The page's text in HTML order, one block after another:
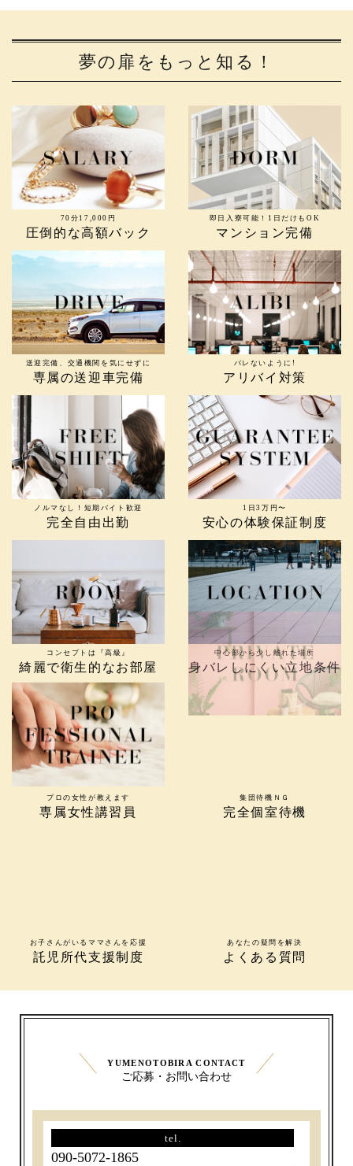
夢の扉をもっと知る！
70分17,000円
圧倒的な高額バック
即日入寮可能！1日だけもOK
マンション完備
送迎完備、交通機関を気にせずに
専属の送迎車完備
バレないように!
アリバイ対策
ノルマなし！短期バイト歓迎
完全自由出勤
1日3万円〜
安心の体験保証制度
コンセプトは『高級』
綺麗で衛生的なお部屋
中心部から少し離れた場所
身バレしにくい立地条件
プロの女性が教えます
専属女性講習員
集団待機ＮＧ
完全個室待機
お子さんがいるママさんを応援
託児所代支援制度
あなたの疑問を解決
よくある質問
YUMENOTOBIRA CONTACT
ご応募・お問い合わせ
tel.
090-5072-1865